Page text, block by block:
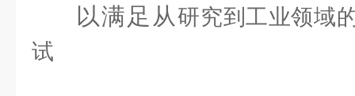
以满足从研究到工业领域
试